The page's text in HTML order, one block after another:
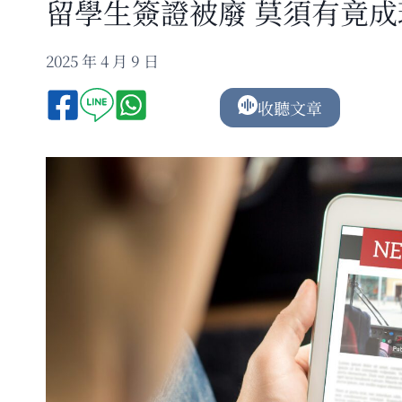
留學生簽證被廢 莫須有竟
2025 年 4 月 9 日
收聽文章